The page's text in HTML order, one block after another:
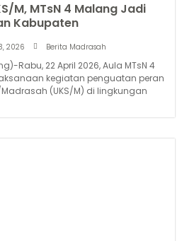
M, MTsN 4 Malang Jadi
Kabupaten
2026 Berita Madrasah
Rabu, 22 April 2026, Aula MTsN 4
kegiatan penguatan peran
(UKS/M) di lingkungan